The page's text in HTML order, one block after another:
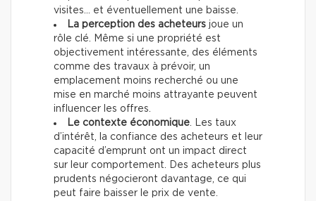
visites… et éventuellement une baisse.
La perception des acheteurs joue un
rôle clé. Même si une propriété est
objectivement intéressante, des éléments
comme des travaux à prévoir, un
emplacement moins recherché ou une
mise en marché moins attrayante peuvent
influencer les offres.
Le contexte économique. Les taux
d’intérêt, la confiance des acheteurs et leur
capacité d’emprunt ont un impact direct
sur leur comportement. Des acheteurs plus
prudents négocieront davantage, ce qui
peut faire baisser le prix de vente.